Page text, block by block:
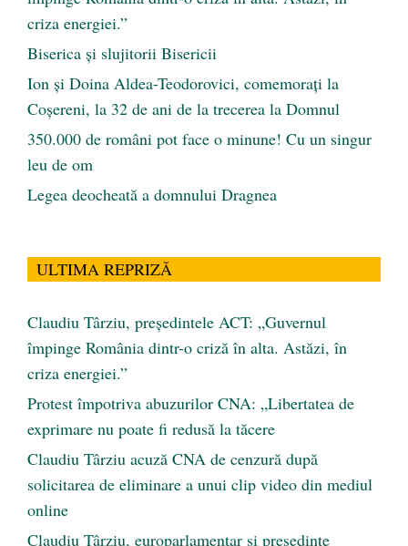
criza energiei.”
Biserica și slujitorii Bisericii
Ion și Doina Aldea-Teodorovici, comemorați la
Coșereni, la 32 de ani de la trecerea la Domnul
350.000 de români pot face o minune! Cu un singur
leu de om
Legea deocheată a domnului Dragnea
ULTIMA REPRIZĂ
Claudiu Târziu, președintele ACT: „Guvernul
împinge România dintr-o criză în alta. Astăzi, în
criza energiei.”
Protest împotriva abuzurilor CNA: „Libertatea de
exprimare nu poate fi redusă la tăcere
Claudiu Târziu acuză CNA de cenzură după
solicitarea de eliminare a unui clip video din mediul
online
Claudiu Târziu, europarlamentar și președinte